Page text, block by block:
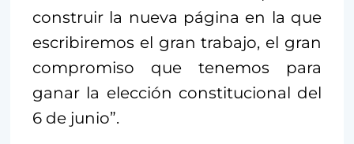
construir la nueva página en la que
escribiremos el gran trabajo, el gran
compromiso que tenemos para
ganar la elección constitucional del
6 de junio”.